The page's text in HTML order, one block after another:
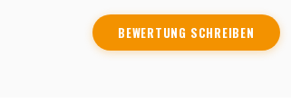
BEWERTUNG SCHREIBEN